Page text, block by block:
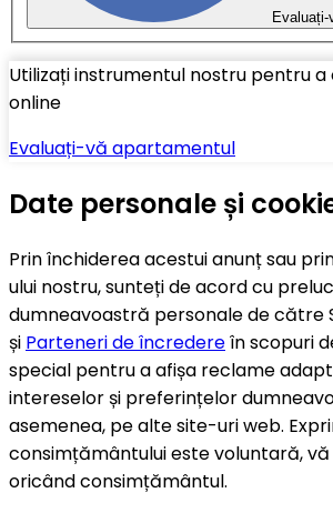
Evaluați-
Utilizați instrumentul nostru pentru
online
Evaluați-vă apartamentul
Date personale și
Prin închiderea acestui anunț sau
ului nostru, sunteți de acord cu
dumneavoastră personale de către
și Parteneri de încredereîn scopuri
special pentru a afișa reclame
intereselor și preferințelor
asemenea, pe alte site-uri web.
consimțământului este voluntară,
oricând consimțământul.